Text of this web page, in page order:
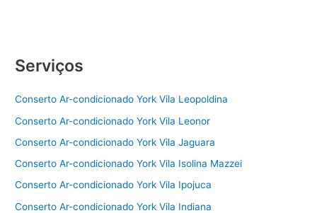
Serviços
Conserto Ar-condicionado York Vila Leopoldina
Conserto Ar-condicionado York Vila Leonor
Conserto Ar-condicionado York Vila Jaguara
Conserto Ar-condicionado York Vila Isolina Mazzei
Conserto Ar-condicionado York Vila Ipojuca
Conserto Ar-condicionado York Vila Indiana